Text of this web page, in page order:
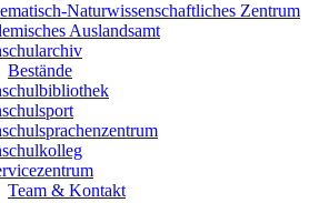
Naturwissenschaftliches Zentrum
Auslandsamt
Bestände
Team & Kontakt